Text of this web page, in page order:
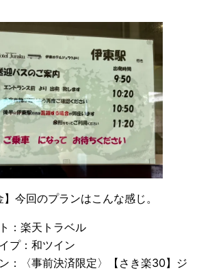
】今回のプランはこんな感じ。
：楽天トラベル
プ：和ツイン
：〈事前決済限定〉【さき楽30】ジ